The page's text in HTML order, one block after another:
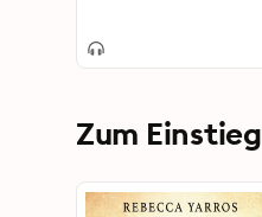
Zum Einstieg